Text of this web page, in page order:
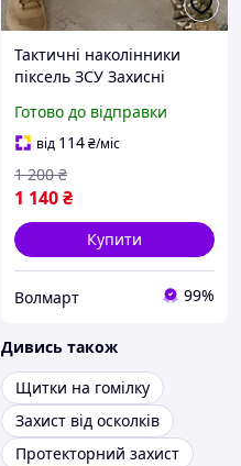
Тактичні наколінники
піксель ЗСУ Захисні
військових
Готово до відправки
від 114₴/міс
1 140₴
1 200 ₴
Купити
Волмарт 99%
Дивись також
Щитки на гомілку
Захист від осколків
Протекторний захист